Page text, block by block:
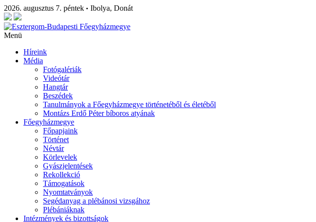
2026. augusztus 7. péntek • Ibolya, Donát
Menü
Híreink
Média
Fotógalériák
Videótár
Hangtár
Beszédek
Tanulmányok a Főegyházmegye történetéből és életéből
Montázs Erdő Péter bíboros atyának
Főegyházmegye
Főpapjaink
Történet
Névtár
Körlevelek
Gyászjelentések
Rekollekció
Támogatások
Nyomtatványok
Segédanyag a plébánosi vizsgához
Plébániáknak
Intézmények és bizottságok